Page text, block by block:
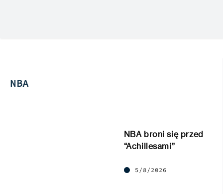
NBA
NBA broni się przed
“Achillesami”
5/8/2026